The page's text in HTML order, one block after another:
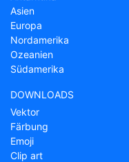
Asien
Europa
Nordamerika
Ozeanien
Südamerika
DOWNLOADS
Vektor
Färbung
Emoji
Clip art